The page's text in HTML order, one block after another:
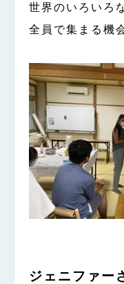
世界のいろいろ
全員で集まる機
ジェニファー